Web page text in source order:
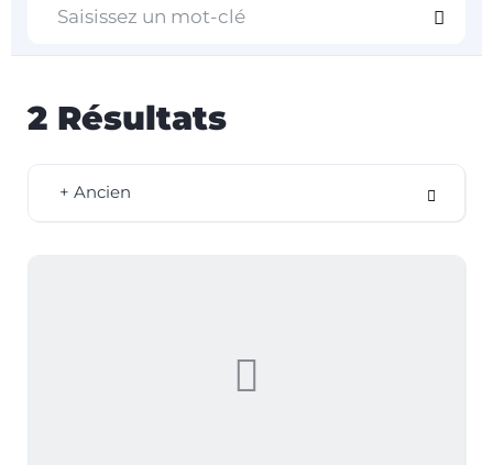
2 Résultats
+ Ancien